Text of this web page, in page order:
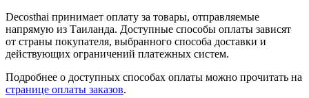
Decosthai принимает оплату за товары, отправляемые
напрямую из Таиланда. Доступные способы оплаты зависят
от страны покупателя, выбранного способа доставки и
действующих ограничений платежных систем.
Подробнее о доступных способах оплаты можно прочитать на
странице оплаты заказов.